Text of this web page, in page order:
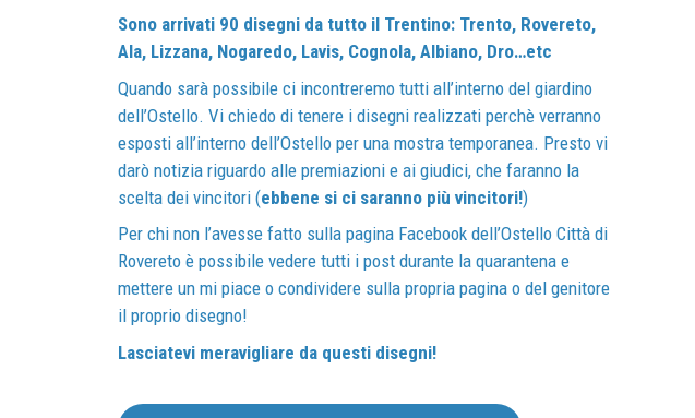
COME
Sono arrivati 90 disegni da tutto il Trentino: Trento, Rovereto,
Ala, Lizzana, Nogaredo, Lavis, Cognola, Albiano, Dro…etc
Quando sarà possibile ci incontreremo tutti all’interno del giardino
dell’Ostello. Vi chiedo di tenere i disegni realizzati perchè verranno
esposti all’interno dell’Ostello per una mostra temporanea. Presto vi
darò notizia riguardo alle premiazioni e ai giudici, che faranno la
scelta dei vincitori (ebbene si ci saranno più vincitori!)
Per chi non l’avesse fatto sulla pagina Facebook dell’Ostello Città di
Rovereto è possibile vedere tutti i post durante la quarantena e
mettere un mi piace o condividere sulla propria pagina o del genitore
il proprio disegno!
Lasciatevi meravigliare da questi disegni!